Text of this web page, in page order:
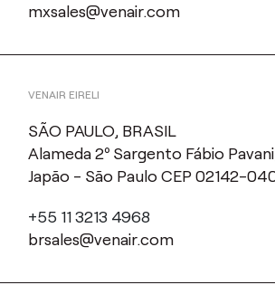
mxsales@venair.com
VENAIR EIRELI
SÃO PAULO, BRASIL
Alameda 2º Sargento Fábio
Japão - São Paulo CEP 02142-
+55 11 3213 4968
brsales@venair.com